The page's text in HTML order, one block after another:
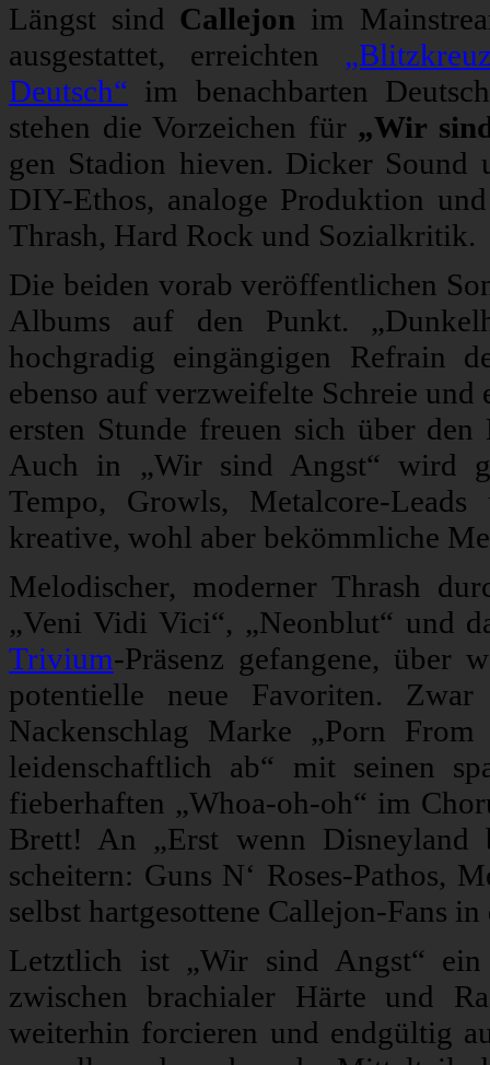
Längst sind Callejon im
ausgestattet, erreichten
Deutsch“ im benachbarten
stehen die Vorzeichen für „Wir
gen Stadion hieven. Dicker
DIY-Ethos, analoge Produktion
Thrash, Hard Rock und Sozialkritik.
Die beiden vorab veröffentlichen
Albums auf den Punkt.
hochgradig eingängigen Refrain
ebenso auf verzweifelte Schreie
ersten Stunde freuen sich über
Auch in „Wir sind Angst“ wird
Tempo, Growls, Metalcore-
kreative, wohl aber bekömmliche
Melodischer, moderner Thrash
„Veni Vidi Vici“, „Neonblut“ und
Trivium-Präsenz gefangene, über
potentielle neue Favoriten.
Nackenschlag Marke „Porn
leidenschaftlich ab“ mit seinen
fieberhaften „Whoa-oh-oh“ im
Brett! An „Erst wenn Disneyland
scheitern: Guns N‘ Roses-Pathos,
selbst hartgesottene Callejon-Fans
Letztlich ist „Wir sind Angst“ ein
zwischen brachialer Härte und
weiterhin forcieren und endgültig